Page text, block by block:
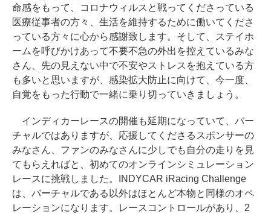
命感をもって、コロナウィルスと戦ってくださっている
医療従事者の方々、生活を維持するために働いてくださ
っている方々に心から感謝致します。そして、ステイホ
ームを呼びかけあって不要不急の外出を控えているみな
さん、先の見えない中で不安やストレスを抱えている方
も多いと思いますが、感染拡大防止に向けて、今一度、
自覚をもった行動で一緒に乗り切っていきましょう。
インディカーレースの開催も延期になっていて、バー
チャルではありますが、応援してくださるスポンサーの
みなさん、ファンのみなさんに少しでも自分の走りを見
てもらえればと、初めてのオンラインシミュレーション
レースに挑戦しました。INDYCAR iRacing Challenge
は、バーチャルである以外はほとんど本物と同様のオペ
レーションになります。レースコントロールがあり、2